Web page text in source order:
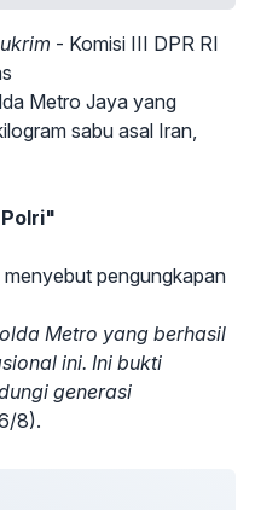
- Komisi III DPR RI
Metro Jaya yang
sabu asal Iran,
pengungkapan
Metro yang berhasil
ini. Ini bukti
generasi
8).